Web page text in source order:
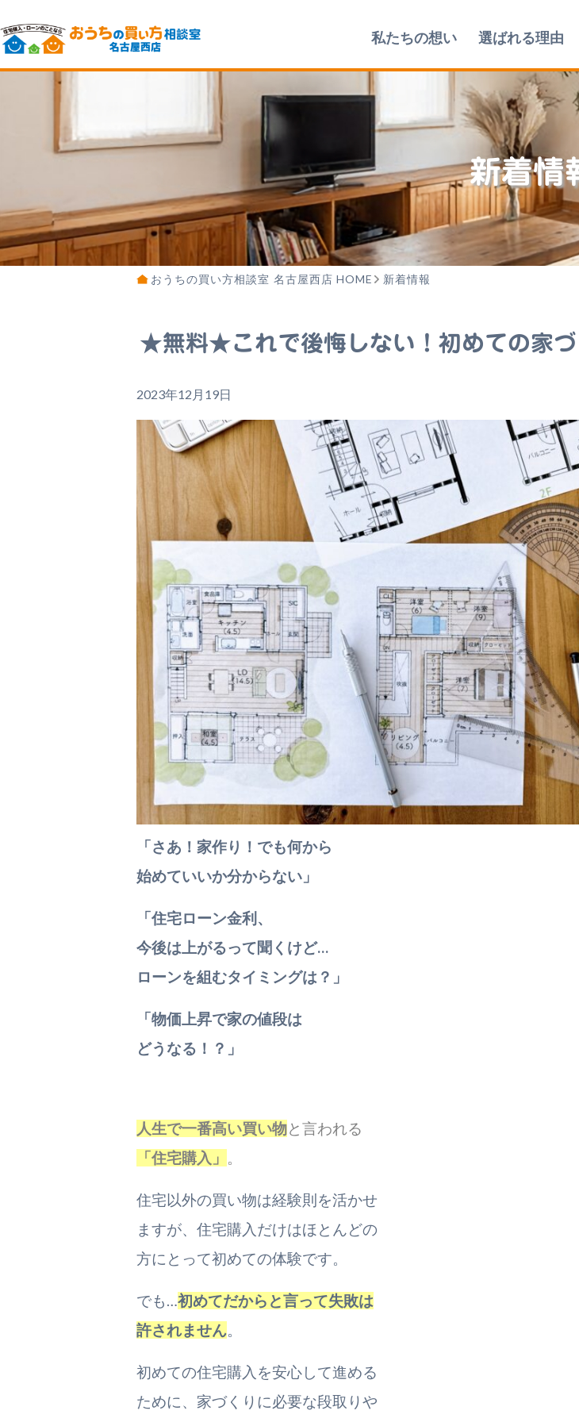
私たちの想い 選ばれる理由
新着情
おうちの買い方相談室 名古屋西店 HOME 新着情報
★無料★これで後悔しない！初めての家
2023年12月19日
「さあ！家作り！ でも何から
始めていいか分からない」
「住宅ローン金利、
今後は上がるって聞くけど…
ローンを組むタイミングは？」
「物価上昇で家の値段は
どうなる！？」
人生で一番高い買い物と言われる
「住宅購入」 。
住宅以外の買い物は経験則を活かせ
ますが、住宅購入だけはほとんどの
方にとって初めての体験です。
でも…初めてだからと言って失敗は
許されません。
初めての住宅購入を安心して進める
ために、家づくりに必要な段取りや